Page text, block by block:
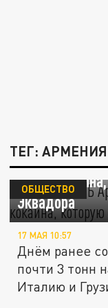
ТЕГ:
"Доехали":
тонну
Эквадора
ОБЩЕСТВО
17 МАЯ 10:57
Днём ранее
почти 3 тонн
Италию и